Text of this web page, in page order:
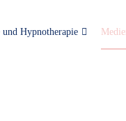
und Hypnotherapie